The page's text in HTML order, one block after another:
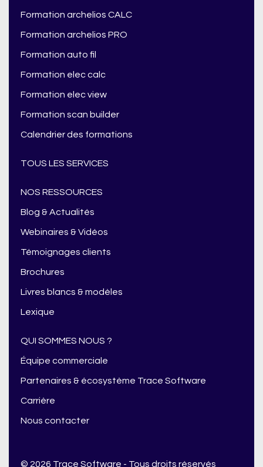
Formation archelios CALC
Formation archelios PRO
Formation auto fil
Formation elec calc
Formation elec view
Formation scan builder
Calendrier des formations
TOUS LES SERVICES
NOS RESSOURCES
Blog & Actualités
Webinaires & Vidéos
Témoignages clients
Brochures
Livres blancs & modèles
Lexique
QUI SOMMES NOUS ?
Équipe commerciale
Partenaires & écosystème Trace Software
Carrière
Nous contacter
© 2026 Trace Software - Tous droits réservés